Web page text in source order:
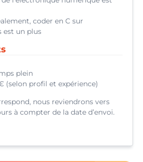
coder en C sur
est un plus
plein
(selon profil et expérience)
nous reviendrons vers
à compter de la date d’envoi.